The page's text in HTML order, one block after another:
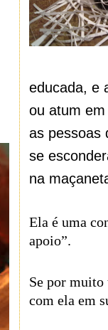
educada, e
ou atum
as pessoas
se
na
Ela é uma
apoio”.
Se por muito
com ela em